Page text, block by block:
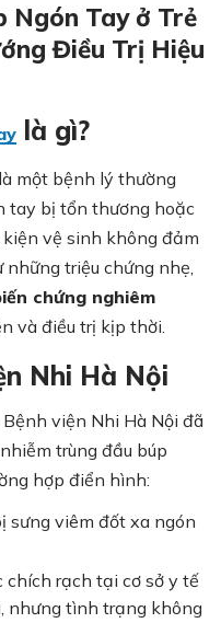
Ngón Tay ở Trẻ
Điều Trị Hiệu
là gì?
một bệnh lý thường
tay bị tổn thương hoặc
vệ sinh không đảm
triệu chứng nhẹ,
chứng nghiêm
và điều trị kịp thời.
Nhi Hà Nội
viện Nhi Hà Nội đã
trùng đầu búp
hợp điển hình:
sưng viêm đốt xa ngón
chích rạch tại cơ sở y tế
nhưng tình trạng không